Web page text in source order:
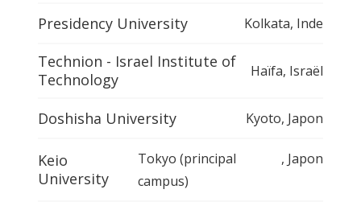
Presidency University Kolkata, Inde
Technion - Israel Institute of
Technology
Haïfa, Israël
Doshisha University Kyoto, Japon
Keio
University
Tokyo (principal
campus)
, Japon